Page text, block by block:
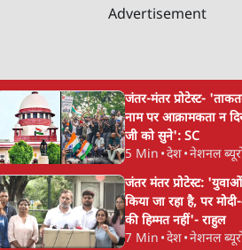
हर
"छात्रों से डर गई Yogi
Govt!" AISA President
का खुला ऐलान, Rahul
Gandhi से घबराई UP
Govt?
Advertisement
जंतर-मंतर प्रोटेस्ट-
नाम पर आक्रामकता न
जी को सुने': SC
5 Min •देश•नेशनल
जंतर मंतर प्रोटेस्ट: 'युवाओं
किया जा रहा है, पर
की हिम्मत नहीं'- राहुल
7 Min •देश•नेशनल